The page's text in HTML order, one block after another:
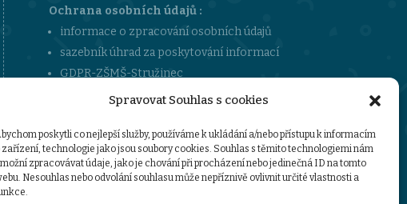
Spravovat Souhlas s cookies
poskytli co nejlepší služby, používáme k ukládání a/nebo přístupu k informacím
zařízení, technologie jako jsou soubory cookies. Souhlas s těmito technologiemi nám
zpracovávat údaje, jako je chování při procházení nebo jedinečná ID na tomto
Nesouhlas nebo odvolání souhlasu může nepříznivě ovlivnit určité vlastnosti a
Ochrana osobních údajů :
informace o zpracování osobních údajů
sazebník úhrad za poskytování informací
GDPR-ZŠMŠ-Stružinec